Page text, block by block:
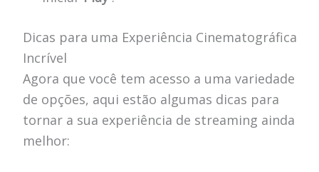
Dicas para uma Experiência Cinematográfica
Incrível
Agora que você tem acesso a uma variedade
de opções, aqui estão algumas dicas para
tornar a sua experiência de streaming ainda
melhor: